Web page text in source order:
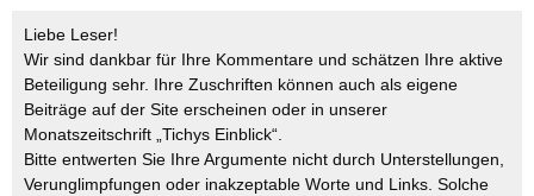
Liebe Leser!
Wir sind dankbar für Ihre Kommentare und schätzen Ihre aktive
Beteiligung sehr. Ihre Zuschriften können auch als eigene
Beiträge auf der Site erscheinen oder in unserer
Monatszeitschrift „Tichys Einblick“.
Bitte entwerten Sie Ihre Argumente nicht durch Unterstellungen,
Verunglimpfungen oder inakzeptable Worte und Links. Solche